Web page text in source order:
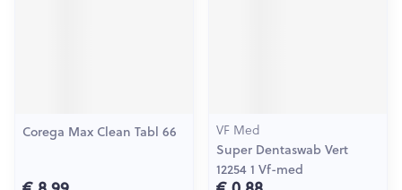
Corega Max Clean Tabl 66 VF Med
Super Dentaswab Vert
12254 1 Vf-med